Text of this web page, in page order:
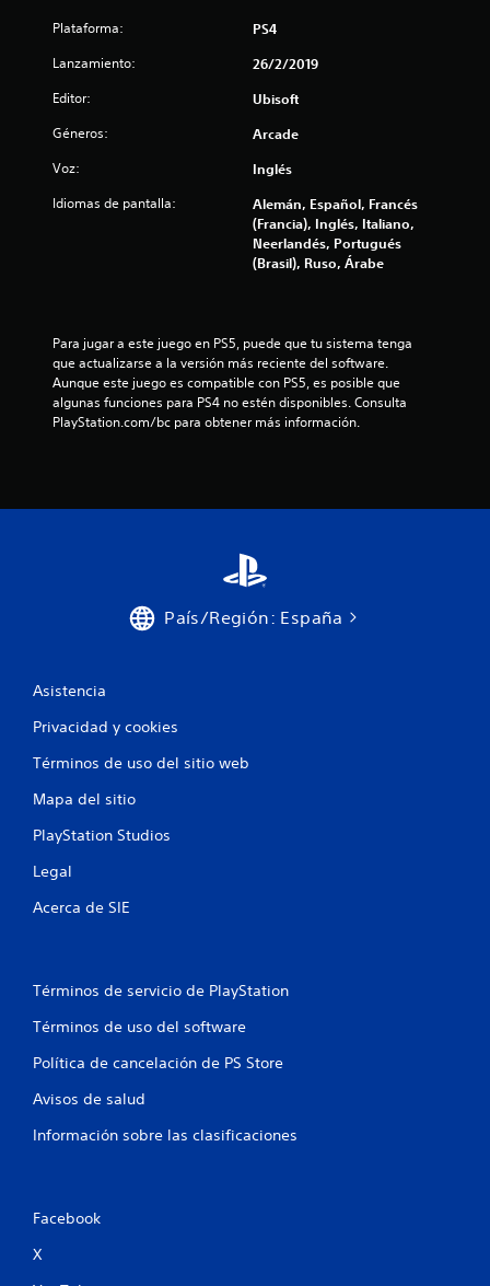
Plataforma: PS4
Lanzamiento: 26/2/2019
Editor: Ubisoft
Géneros: Arcade
Voz: Inglés
Idiomas de pantalla:
Alemán, Español, Francés
(Francia), Inglés, Italiano,
Neerlandés, Portugués
(Brasil), Ruso, Árabe
Para jugar a este juego en PS5, puede que tu sistema tenga
que actualizarse a la versión más reciente del software.
Aunque este juego es compatible con PS5, es posible que
algunas funciones para PS4 no estén disponibles. Consulta
PlayStation.com/bc para obtener más información.
País/Región: España
Asistencia
Privacidad y cookies
Términos de uso del sitio web
Mapa del sitio
PlayStation Studios
Legal
Acerca de SIE
Términos de servicio de PlayStation
Términos de uso del software
Política de cancelación de PS Store
Avisos de salud
Información sobre las clasificaciones
Facebook
X